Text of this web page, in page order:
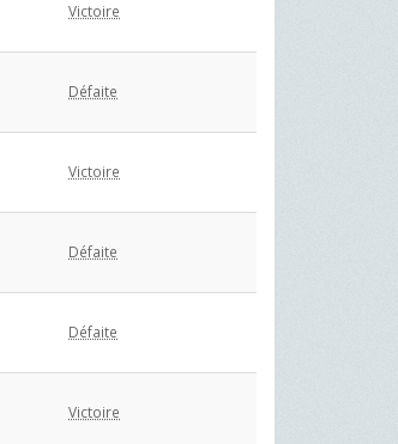
Victoire
Défaite
Victoire
Défaite
Défaite
Victoire